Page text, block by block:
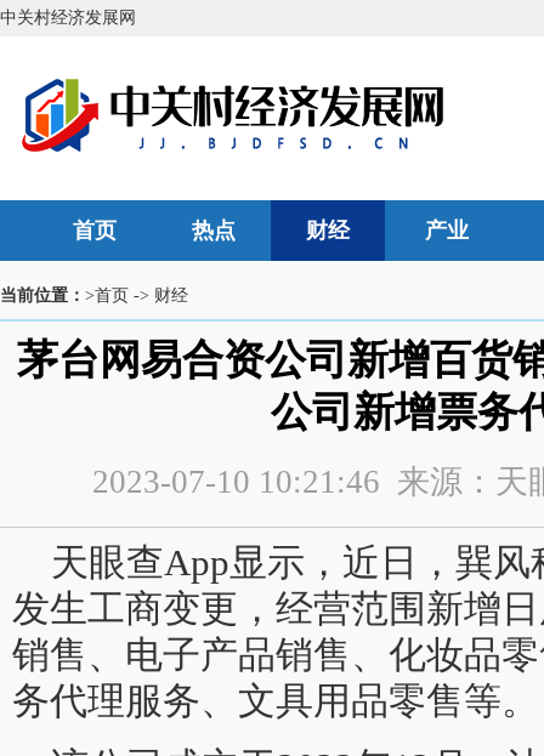
中关村经济发展网
首页 热点 财经 产业
当前位置： >首页 -> 财经
茅台网易合资公司新增百货
公司新增票务
2023-07-10 10:21:46 来源：
天眼查App显示，近日，巽
发生工商变更，经营范围新增
销售、电子产品销售、化妆品
务代理服务、文具用品零售等。